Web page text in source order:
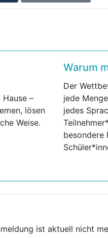
–
lösen
Weise.
Warum
Der
jede
jedes
besondere
ist aktuell nicht